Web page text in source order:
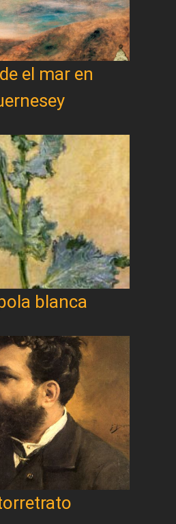
el mar en
blanca